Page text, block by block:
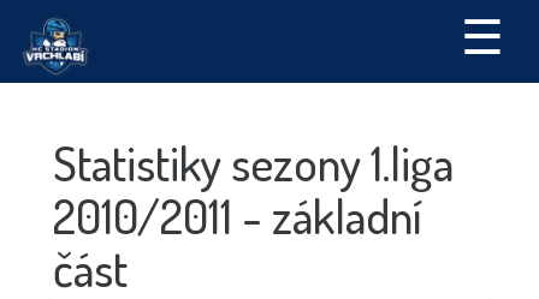
☰
Statistiky sezony 1.liga
2010/2011 - základní
část